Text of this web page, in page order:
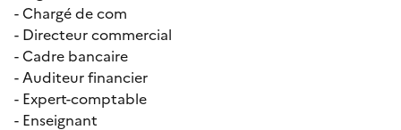
- Chargé de com
- Directeur commercial
- Cadre bancaire
- Auditeur financier
- Expert-comptable
- Enseignant